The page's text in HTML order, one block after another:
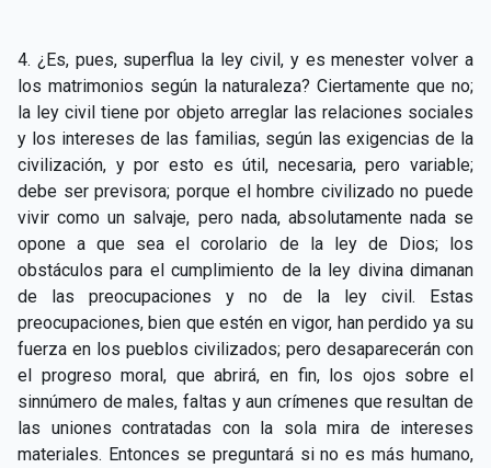
4. ¿Es, pues, superflua la ley civil, y es menester volver a
los matrimonios según la naturaleza? Ciertamente que no;
la ley civil tiene por objeto arreglar las relaciones sociales
y los intereses de las familias, según las exigencias de la
civilización, y por esto es útil, necesaria, pero variable;
debe ser previsora; porque el hombre civilizado no puede
vivir como un salvaje, pero nada, absolutamente nada se
opone a que sea el corolario de la ley de Dios; los
obstáculos para el cumplimiento de la ley divina dimanan
de las preocupaciones y no de la ley civil. Estas
preocupaciones, bien que estén en vigor, han perdido ya su
fuerza en los pueblos civilizados; pero desaparecerán con
el progreso moral, que abrirá, en fin, los ojos sobre el
sinnúmero de males, faltas y aun crímenes que resultan de
las uniones contratadas con la sola mira de intereses
materiales. Entonces se preguntará si no es más humano,